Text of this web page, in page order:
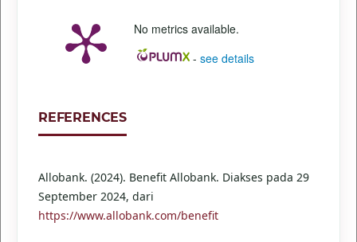
No metrics available.
- see details
REFERENCES
Allobank. (2024). Benefit Allobank. Diakses pada 29
September 2024, dari
https://www.allobank.com/benefit